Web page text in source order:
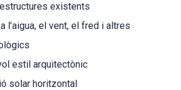
existents
l’aigua, el vent, el fred i altres
estil arquitectònic
solar horitzontal